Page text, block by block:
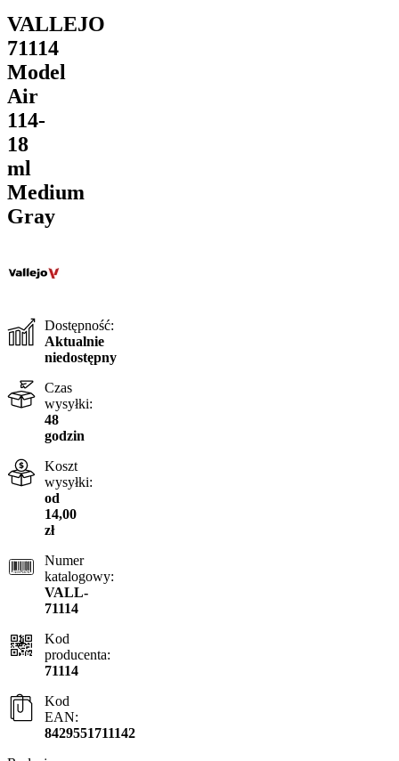
VALLEJO
71114
Model
Air
114-
18
ml
Medium
Gray
Dostępność:
Aktualnie
niedostępny
Czas
wysyłki:
48
godzin
Koszt
wysyłki:
od
14,00
zł
Numer
katalogowy:
VALL-
71114
Kod
producenta:
71114
Kod
EAN:
8429551711142